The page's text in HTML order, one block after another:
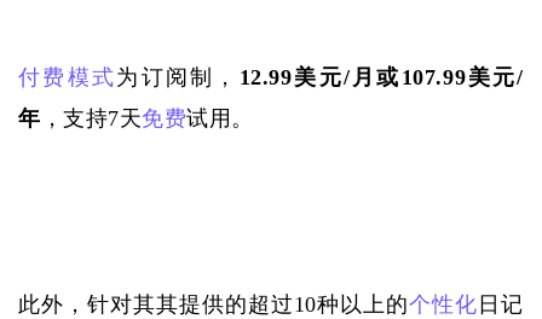
付费模式为订阅制， 12.99美元/月或107.99美元/
年 ，支持7天免费试用。
此外，针对其其提供的超过10种以上的个性化 日记